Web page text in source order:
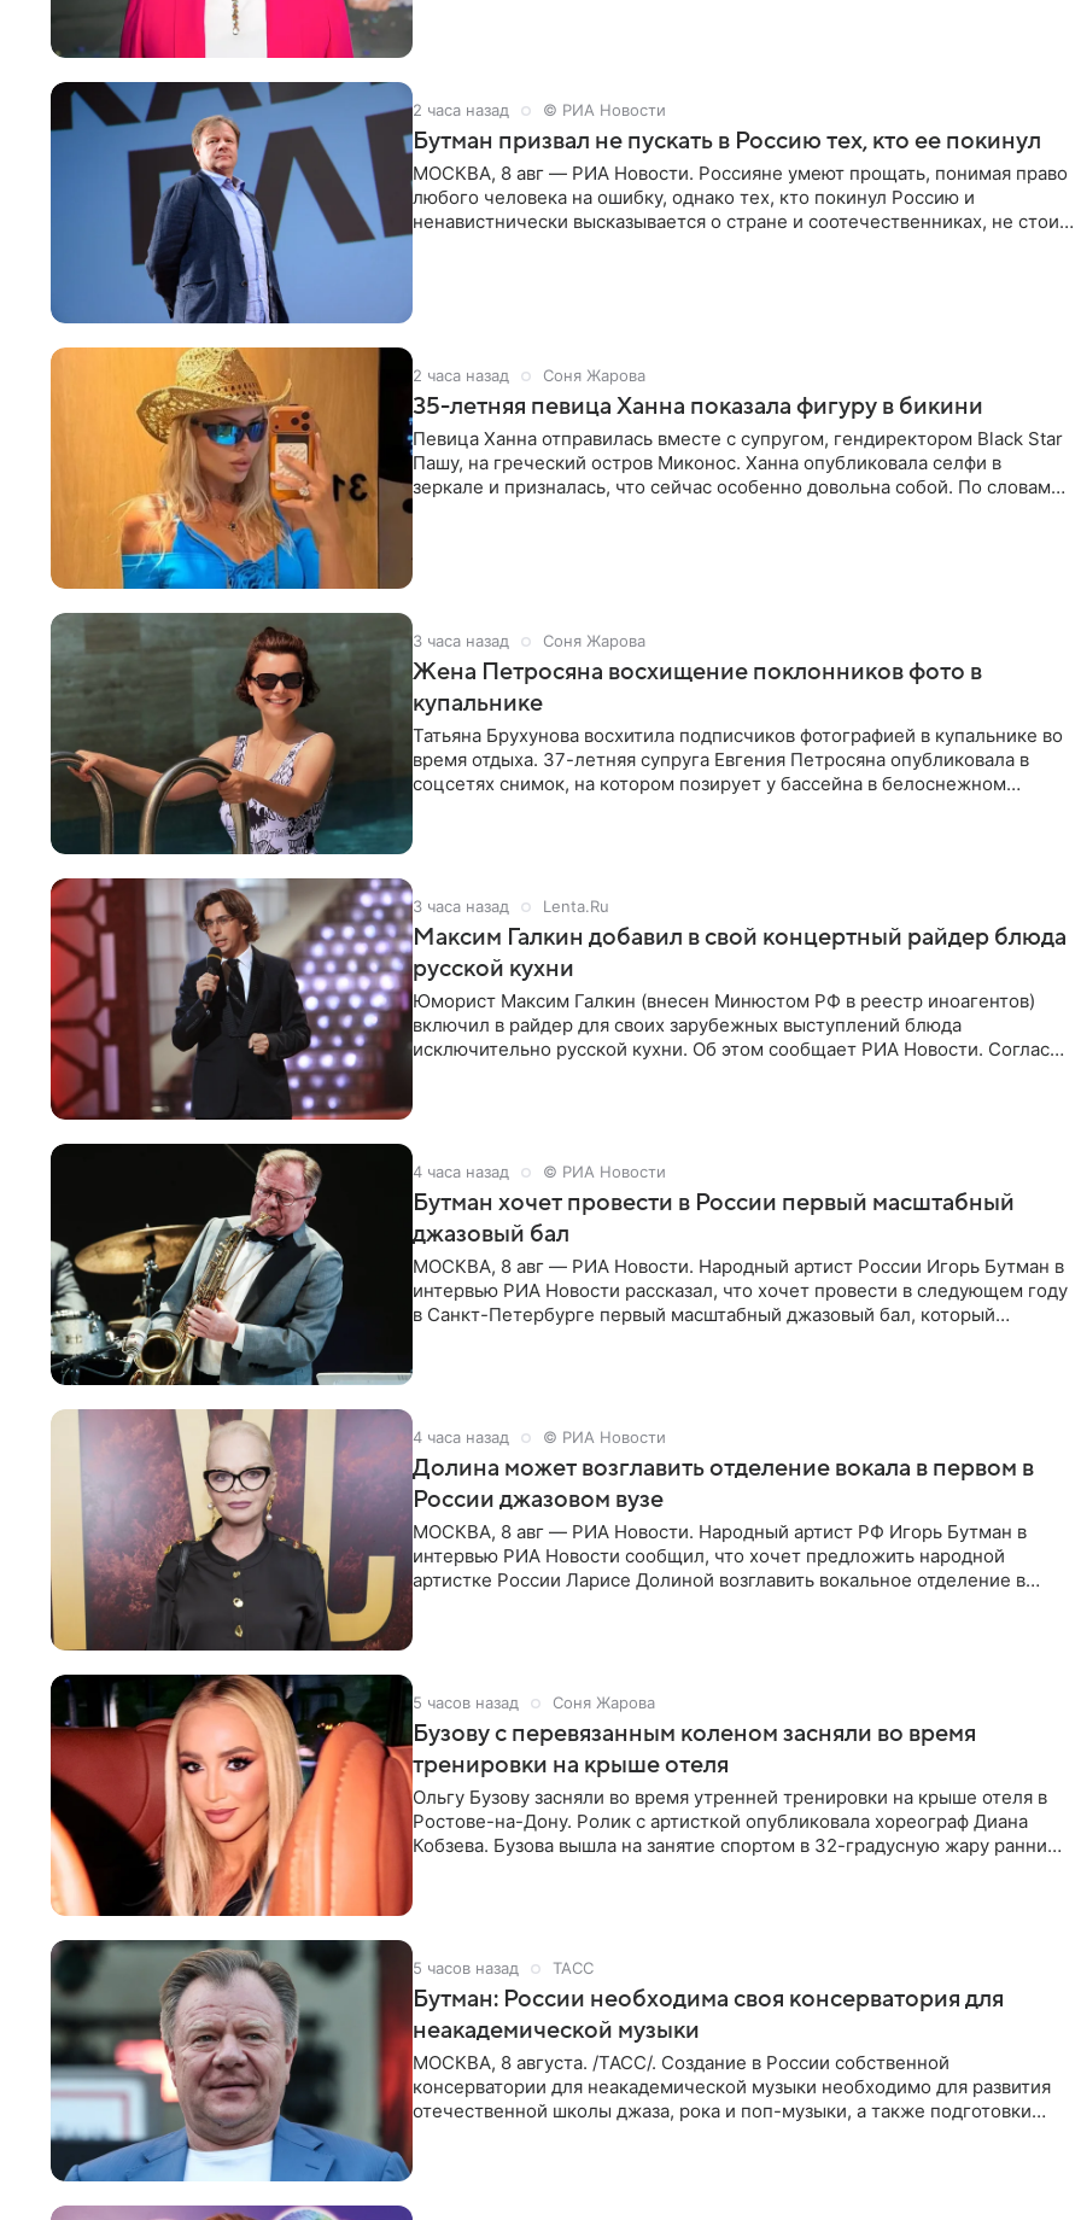
2 часа назад © РИА Новости
Бутман призвал не пускать в Россию тех, кто ее покинул
МОСКВА, 8 авг — РИА Новости. Россияне умеют прощать, понимая право
любого человека на ошибку, однако тех, кто покинул Россию и
ненавистнически высказывается о стране и соотечественниках, не стоит
2 часа назад Соня Жарова
35-летняя певица Ханна показала фигуру в бикини
Певица Ханна отправилась вместе с супругом, гендиректором Black Star
Пашу, на греческий остров Миконос. Ханна опубликовала селфи в
зеркале и призналась, что сейчас особенно довольна собой. По словам
3 часа назад Соня Жарова
Жена Петросяна восхищение поклонников фото в
купальнике
Татьяна Брухунова восхитила подписчиков фотографией в купальнике во
время отдыха. 37-летняя супруга Евгения Петросяна опубликовала в
соцсетях снимок, на котором позирует у бассейна в белоснежном
3 часа назад Lenta.Ru
Максим Галкин добавил в свой концертный райдер блюда
русской кухни
Юморист Максим Галкин (внесен Минюстом РФ в реестр иноагентов)
включил в райдер для своих зарубежных выступлений блюда
исключительно русской кухни. Об этом сообщает РИА Новости. Согласно
4 часа назад © РИА Новости
Бутман хочет провести в России первый масштабный
джазовый бал
МОСКВА, 8 авг — РИА Новости. Народный артист России Игорь Бутман в
интервью РИА Новости рассказал, что хочет провести в следующем году
в Санкт-Петербурге первый масштабный джазовый бал, который
4 часа назад © РИА Новости
Долина может возглавить отделение вокала в первом в
России джазовом вузе
МОСКВА, 8 авг — РИА Новости. Народный артист РФ Игорь Бутман в
интервью РИА Новости сообщил, что хочет предложить народной
артистке России Ларисе Долиной возглавить вокальное отделение в
5 часов назад Соня Жарова
Бузову с перевязанным коленом засняли во время
тренировки на крыше отеля
Ольгу Бузову засняли во время утренней тренировки на крыше отеля в
Ростове-на-Дону. Ролик с артисткой опубликовала хореограф Диана
Кобзева. Бузова вышла на занятие спортом в 32-градусную жару ранним
5 часов назад ТАСС
Бутман: России необходима своя консерватория для
неакадемической музыки
МОСКВА, 8 августа. /ТАСС/. Создание в России собственной
консерватории для неакадемической музыки необходимо для развития
отечественной школы джаза, рока и поп-музыки, а также подготовки